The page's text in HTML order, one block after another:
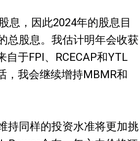
息，因此2024年的股息目
总股息。我估计明年会收获
自于FPI、RCECAP和YTL
，我会继续增持MBMR和
持同样的投资水准将更加挑